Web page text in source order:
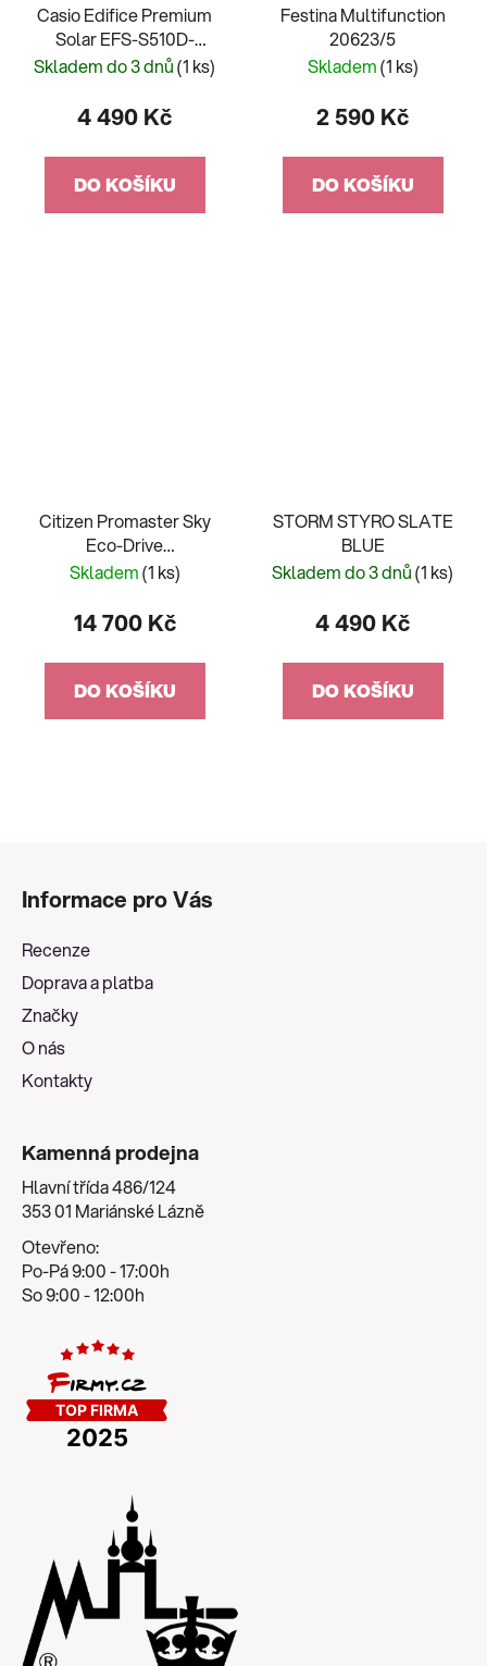
Casio Edifice Premium
Solar EFS-S510D-
2AVUEF
Skladem do 3 dnů(1 ks)
4 490 Kč
DO KOŠÍKU
Festina Multifunction
20623/5
Skladem(1 ks)
2 590 Kč
DO KOŠÍKU
Citizen Promaster Sky
Eco-Drive
RadioControlled
Skladem(1 ks)
14 700 Kč
DO KOŠÍKU
STORM STYRO SLATE
BLUE
Skladem do 3 dnů(1 ks)
4 490 Kč
DO KOŠÍKU
Informace pro Vás
Recenze
Doprava a platba
Značky
O nás
Kontakty
Kamenná prodejna
Hlavní třída 486/124
353 01 Mariánské Lázně
Otevřeno:
Po-Pá 9:00 - 17:00h
So 9:00 - 12:00h